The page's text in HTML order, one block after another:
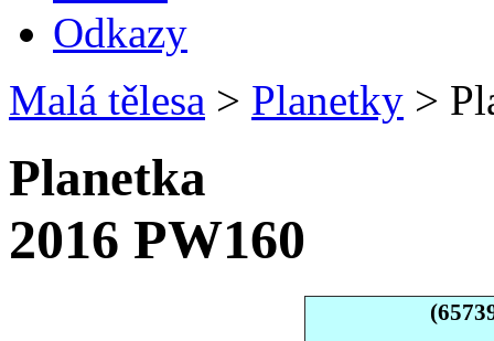
Odkazy
Malá tělesa > Planetky >
Planetka
2016 PW160